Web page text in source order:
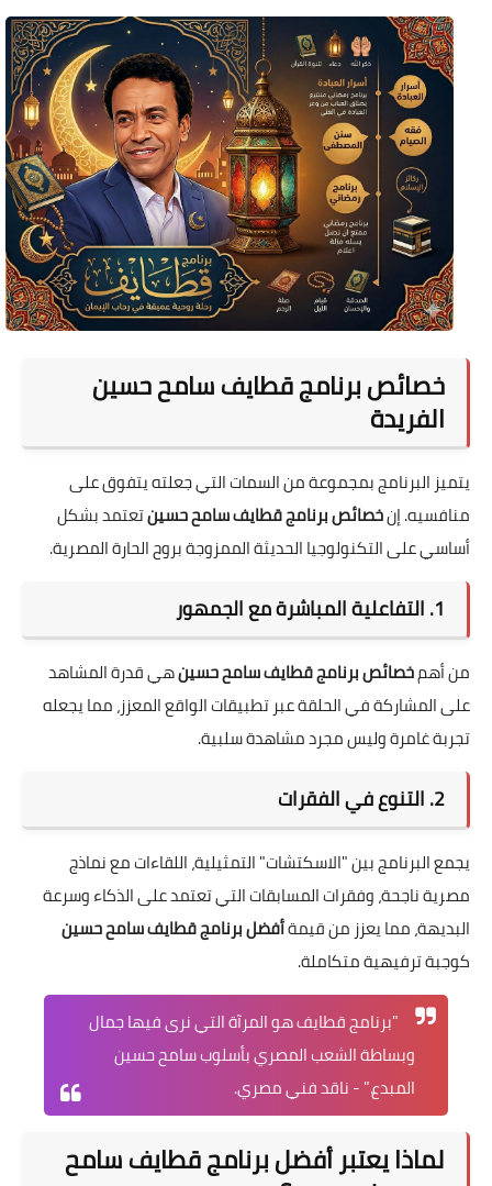
خصائص برنامج قطايف سامح حسين
الفريدة
يتميز البرنامج بمجموعة من السمات التي جعلته يتفوق على
منافسيه. إنخصائص برنامج قطايف سامح حسينتعتمد بشكل
أساسي على التكنولوجيا الحديثة الممزوجة بروح الحارة المصرية.
من أهمخصائص برنامج قطايف سامح حسينهي قدرة المشاهد
على المشاركة في الحلقة عبر تطبيقات الواقع المعزز، مما يجعله
تجربة غامرة وليس مجرد مشاهدة سلبية.
يجمع البرنامج بين "الاسكتشات" التمثيلية، اللقاءات مع نماذج
مصرية ناجحة، وفقرات المسابقات التي تعتمد على الذكاء وسرعة
البديهة، مما يعزز من قيمةأفضل برنامج قطايف سامح حسين
كوجبة ترفيهية متكاملة.
"برنامج قطايف هو المرآة التي نرى فيها جمال
وبساطة الشعب المصري بأسلوب سامح حسين
المبدع." - ناقد فني مصري.
لماذا يعتبر أفضل برنامج قطايف سامح